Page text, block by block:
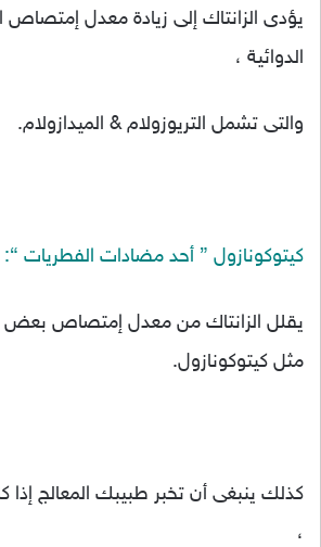
يؤدى الزانتاك إلى زيادة معدل إمتصاص
الدوائية ،
والتى تشمل التريوزولام & الميدازولام.
كيتوكونازول ” أحد مضادات الفطريات “:
يقلل الزانتاك من معدل إمتصاص بعض
مثل كيتوكونازول.
كذلك ينبغى أن تخبر طبيبك المعالج إذا
،